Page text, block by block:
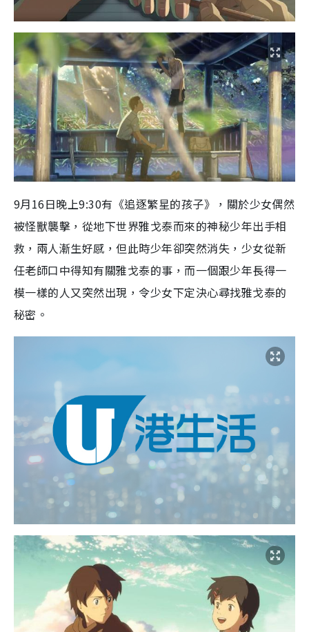
9月16日晚上9:30有《追逐繁星的孩子》，關於少女偶然
被怪獸襲擊，從地下世界雅戈泰而來的神秘少年出手相
救，兩人漸生好感，但此時少年卻突然消失，少女從新
任老師口中得知有關雅戈泰的事，而一個跟少年長得一
模一樣的人又突然出現，令少女下定決心尋找雅戈泰的
秘密。